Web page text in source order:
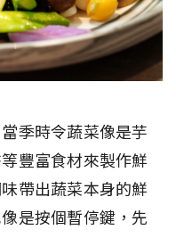
季時令蔬菜像是芋
豐富食材來製作鮮
帶出蔬菜本身的鮮
是按個暫停鍵，先